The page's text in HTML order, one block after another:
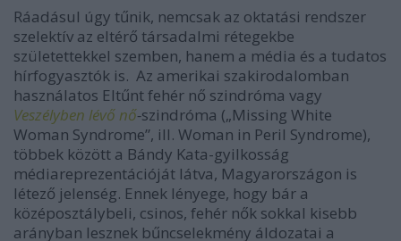
Ráadásul úgy tűnik, nemcsak az oktatási rendszer
szelektív az eltérő társadalmi rétegekbe
születettekkel szemben, hanem a média és a tudatos
hírfogyasztók is. Az amerikai szakirodalomban
használatos Eltűnt fehér nő szindróma vagy
Veszélyben lévő nő-szindróma („Missing White
Woman Syndrome”, ill. Woman in Peril Syndrome),
többek között a Bándy Kata-gyilkosság
médiareprezentációját látva, Magyarországon is
létező jelenség. Ennek lényege, hogy bár a
középosztálybeli, csinos, fehér nők sokkal kisebb
arányban lesznek bűncselekmény áldozatai a